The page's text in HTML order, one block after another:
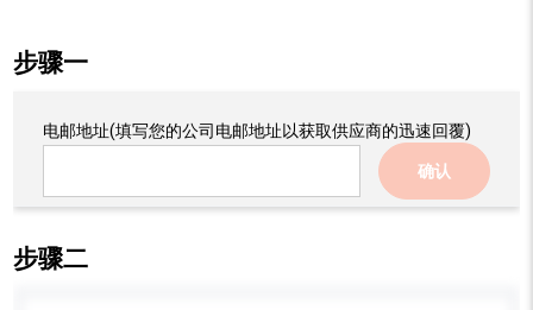
步骤一
电邮地址(填写您的公司电邮地址以获取供应商的迅速回覆)
确认
步骤二